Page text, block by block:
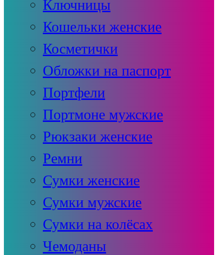
Ключницы
Кошельки женские
Косметички
Обложки на паспорт
Портфели
Портмоне мужские
Рюкзаки женские
Ремни
Сумки женские
Сумки мужские
Сумки на колёсах
Чемоданы